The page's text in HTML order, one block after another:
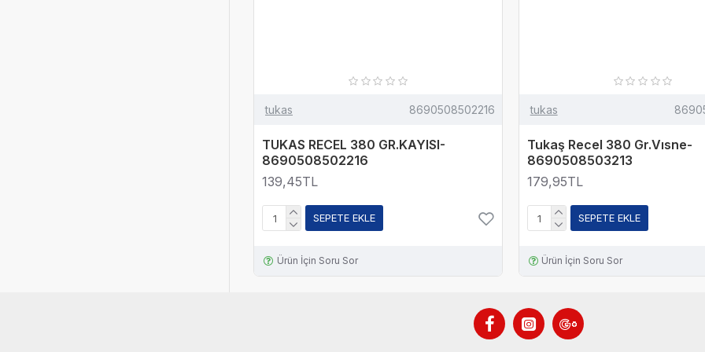
tukas 8690508502216
TUKAS RECEL 380 GR.KAYISI-
8690508502216
139,45TL
SEPETE EKLE
Ürün İçin Soru Sor
tukas
Tukaş Recel 380 Gr.Vısne-
8690508503213
179,95TL
SEPETE EKLE
Ürün İçin Soru Sor